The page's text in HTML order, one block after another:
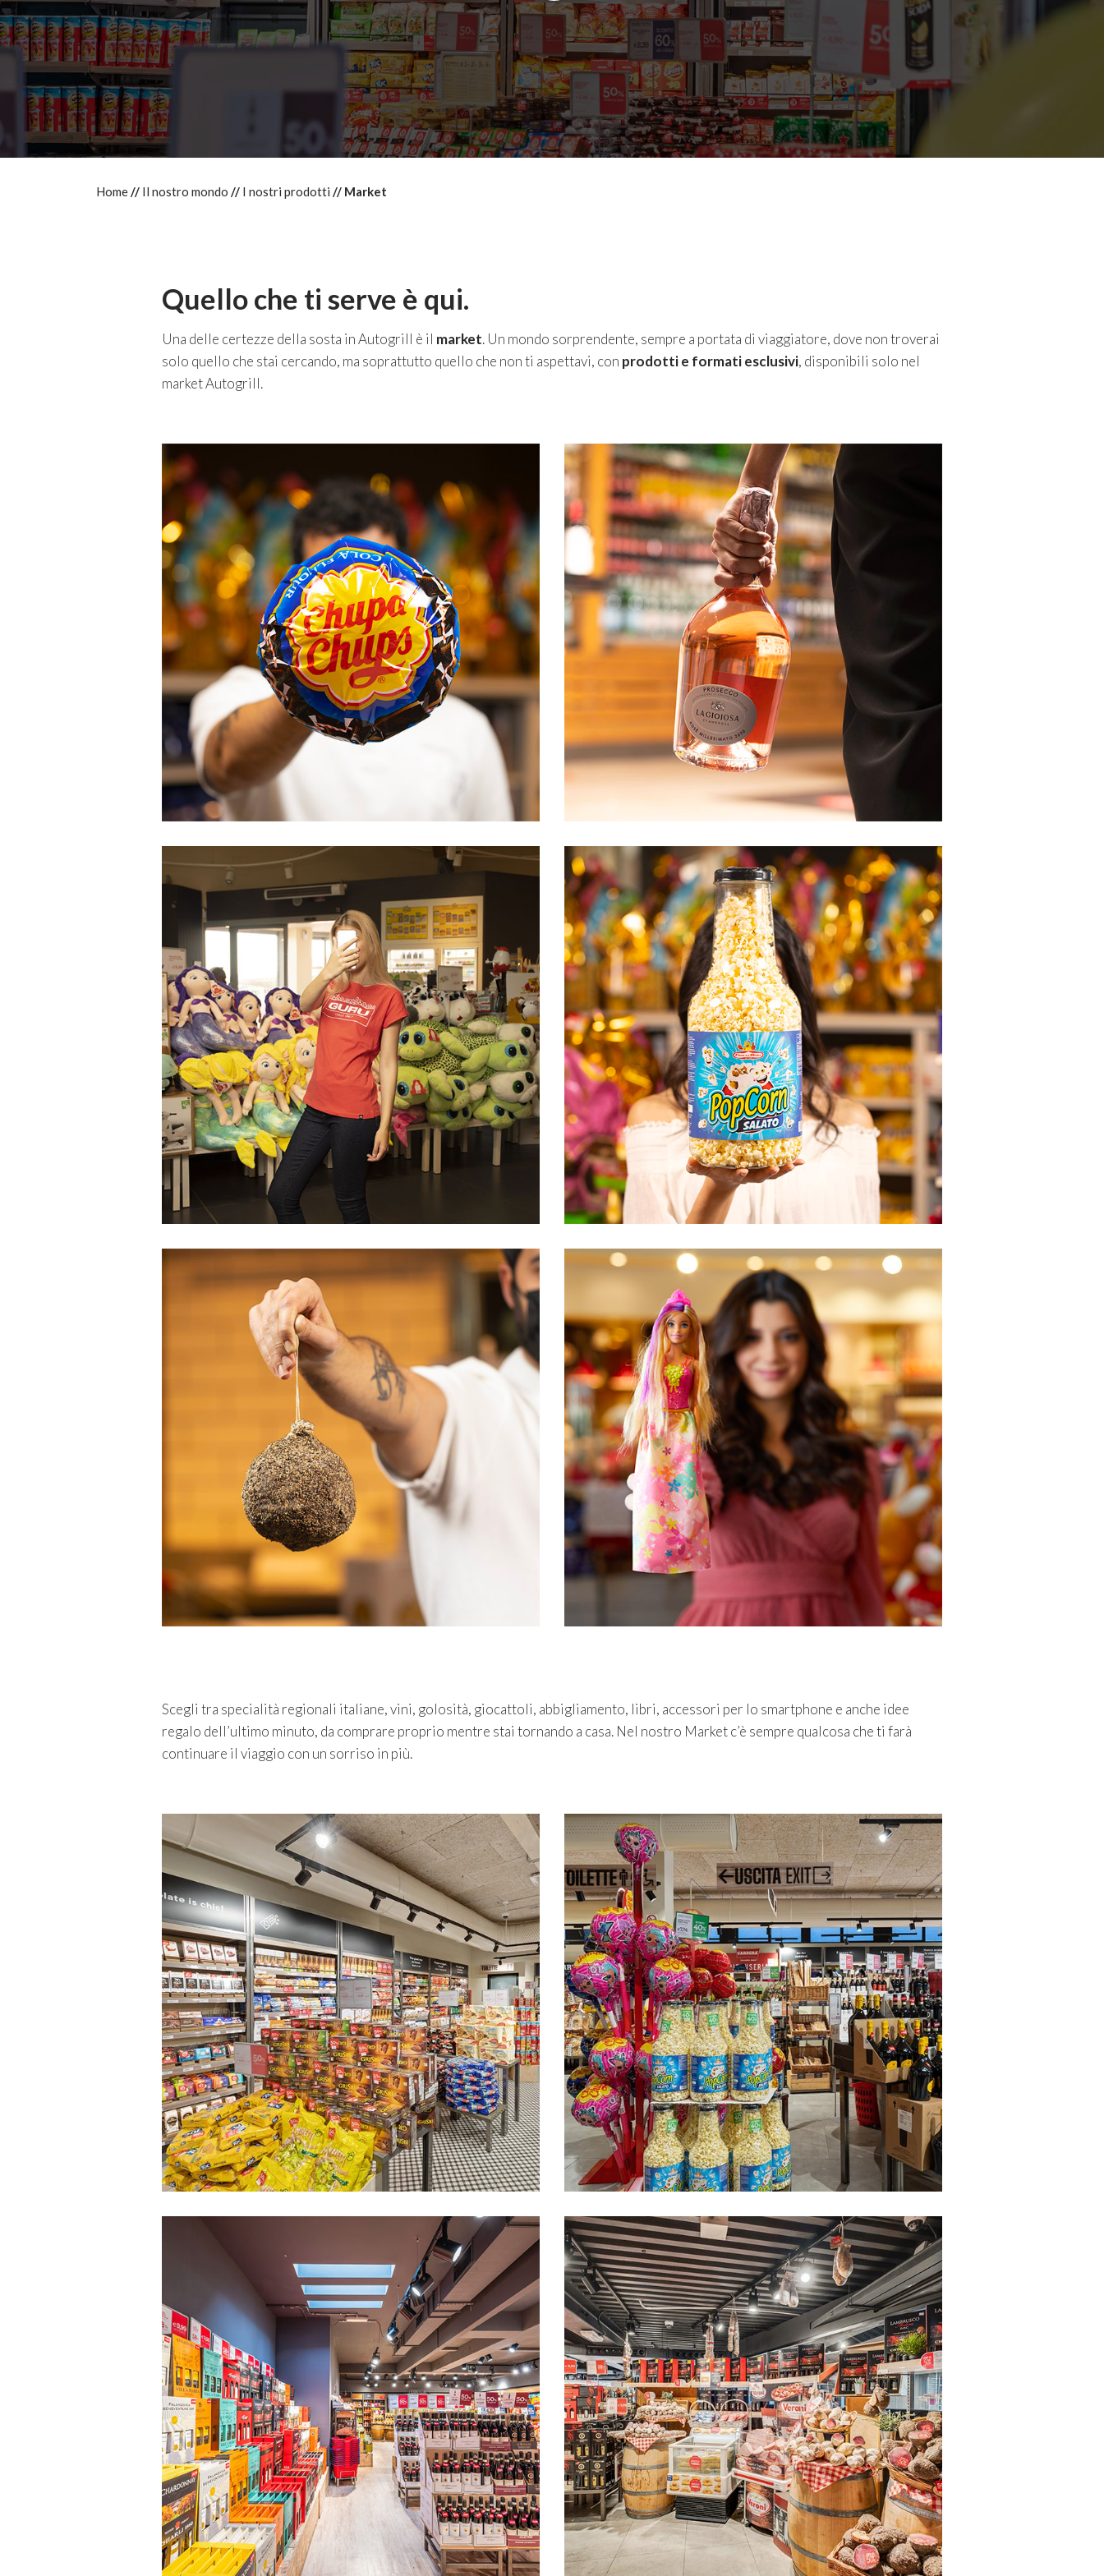
Home Il nostro mondo I nostri prodotti Market
Quello che ti serve è qui.
Una delle certezze della sosta in Autogrill è il market. Un mondo sorprendente, sempre a portata di viaggiatore, dove non troverai
solo quello che stai cercando, ma soprattutto quello che non ti aspettavi, con prodotti e formati esclusivi, disponibili solo nel
market Autogrill.
Scegli tra specialità regionali italiane, vini, golosità, giocattoli, abbigliamento, libri, accessori per lo smartphone e anche idee
regalo dell’ultimo minuto, da comprare proprio mentre stai tornando a casa. Nel nostro Market c’è sempre qualcosa che ti farà
continuare il viaggio con un sorriso in più.